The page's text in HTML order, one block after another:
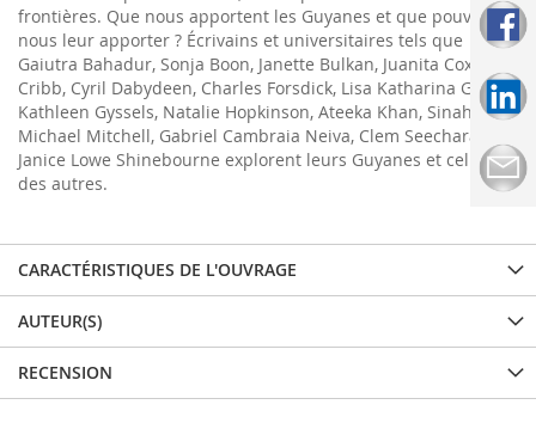
frontières. Que nous apportent les Guyanes et que pouvons-
nous leur apporter ? Écrivains et universitaires tels que
Gaiutra Bahadur, Sonja Boon, Janette Bulkan, Juanita Cox, Tim
Cribb, Cyril Dabydeen, Charles Forsdick, Lisa Katharina Grund,
Kathleen Gyssels, Natalie Hopkinson, Ateeka Khan, Sinah Kloß,
Michael Mitchell, Gabriel Cambraia Neiva, Clem Seecharan,
Janice Lowe Shinebourne explorent leurs Guyanes et celles
des autres.
CARACTÉRISTIQUES DE L'OUVRAGE
AUTEUR(S)
RECENSION